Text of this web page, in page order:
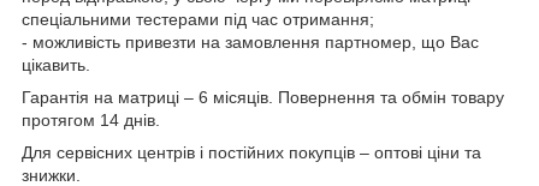
спеціальними тестерами під час отримання;
- можливість привезти на замовлення партномер, що Вас
цікавить.
Гарантія на матриці – 6 місяців. Повернення та обмін товару
протягом 14 днів.
Для сервісних центрів і постійних покупців – оптові ціни та
знижки.